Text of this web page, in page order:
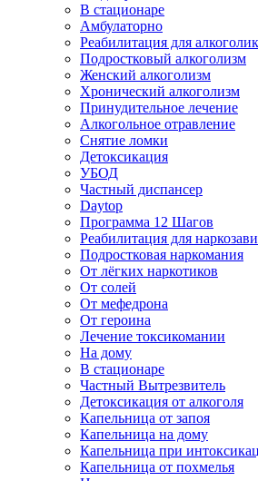
В стационаре
Амбулаторно
Реабилитация для
Подростковый алкоголизм
Женский алкоголизм
Хронический алкоголизм
Принудительное лечение
Алкогольное отравление
Снятие ломки
Детоксикация
УБОД
Частный диспансер
Daytop
Программа 12 Шагов
Реабилитация для
Подростковая наркомания
От лёгких наркотиков
От солей
От мефедрона
От героина
Лечение токсикомании
На дому
В стационаре
Частный Вытрезвитель
Детоксикация от алкоголя
Капельница от запоя
Капельница на дому
Капельница при
Капельница от похмелья